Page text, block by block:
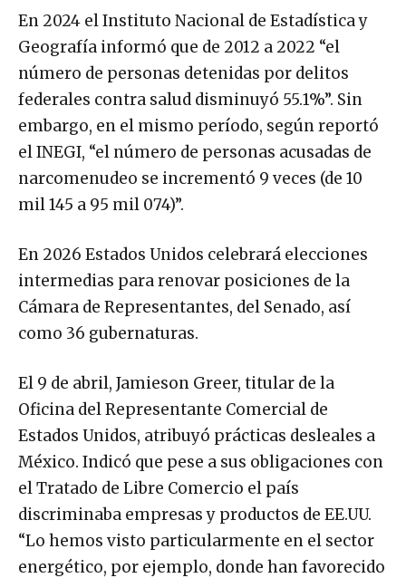
En 2024 el Instituto Nacional de Estadística y
Geografía informó que de 2012 a 2022 “el
número de personas detenidas por delitos
federales contra salud disminuyó 55.1%”. Sin
embargo, en el mismo período, según reportó
el INEGI, “el número de personas acusadas de
narcomenudeo se incrementó 9 veces (de 10
mil 145 a 95 mil 074)”.
En 2026 Estados Unidos celebrará elecciones
intermedias para renovar posiciones de la
Cámara de Representantes, del Senado, así
como 36 gubernaturas.
El 9 de abril, Jamieson Greer, titular de la
Oficina del Representante Comercial de
Estados Unidos, atribuyó prácticas desleales a
México. Indicó que pese a sus obligaciones con
el Tratado de Libre Comercio el país
discriminaba empresas y productos de EE.UU.
“Lo hemos visto particularmente en el sector
energético, por ejemplo, donde han favorecido